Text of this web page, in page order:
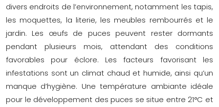
divers endroits de l’environnement, notamment les tapis,
les moquettes, la literie, les meubles rembourrés et le
jardin. Les œufs de puces peuvent rester dormants
pendant plusieurs mois, attendant des conditions
favorables pour éclore. Les facteurs favorisant les
infestations sont un climat chaud et humide, ainsi qu’un
manque d’hygiène. Une température ambiante idéale
pour le développement des puces se situe entre 21°C et